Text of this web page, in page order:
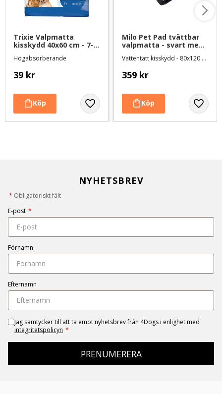
Trixie Valpmatta
kisskydd 40x60 cm - 7-
Högabsorberande
39 kr
Milo Pet Pad tvättbar
valpmatta - svart med
Vattentätt kisskydd - 80x120 cm
359 kr
NYHETSBREV
* Obligatoriskt fält
E-post *
Förnamn
Efternamn
Jag samtycker till att ta emot nyhetsbrev från 4Dogs i enlighet med
integritetspolicyn *
PRENUMERERA